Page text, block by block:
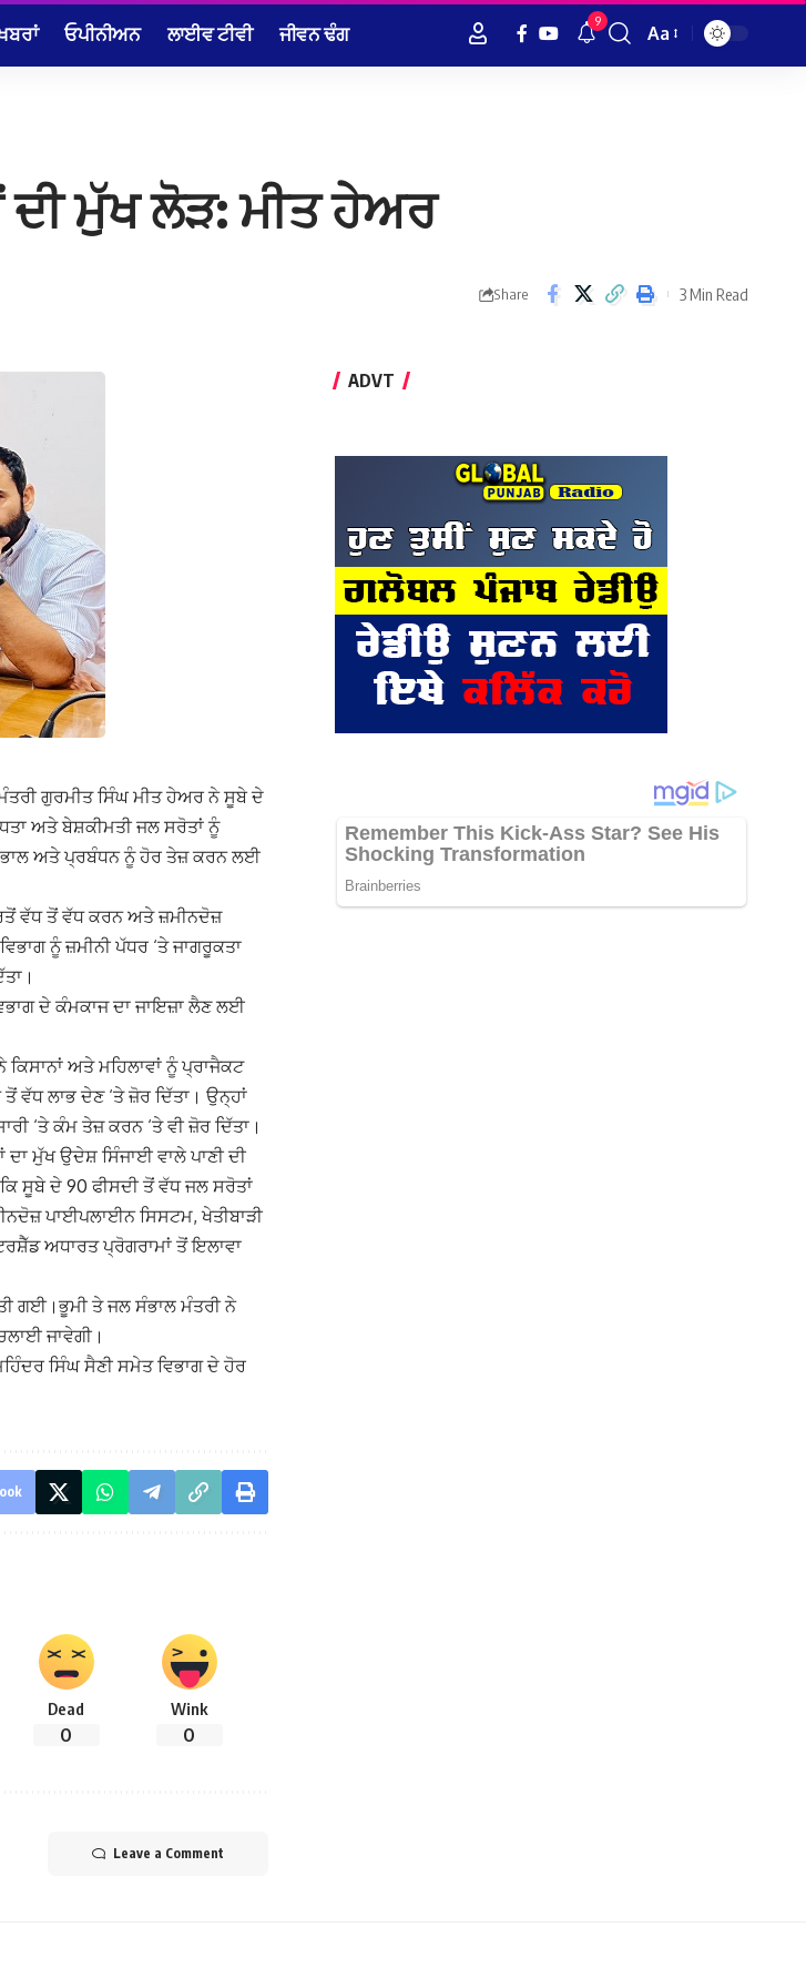
ਓਪੀਨੀਅਨ ਲਾਈਵ ਟੀਵੀ ਜੀਵਨ ਢੰਗ 9
Font
Aa
ਮੁੱਖ ਲੋੜ: ਮੀਤ ਹੇਅਰ
Share 3 Min Read
ਗੁਰਮੀਤ ਸਿੰਘ ਮੀਤ ਹੇਅਰ ਨੇ ਸੂਬੇ ਦੇ
ਅਤੇ ਬੇਸ਼ਕੀਮਤੀ ਜਲ ਸਰੋਤਾਂ ਨੂੰ
ਅਤੇ ਪ੍ਰਬੰਧਨ ਨੂੰ ਹੋਰ ਤੇਜ਼ ਕਰਨ ਲਈ
ਵੱਧ ਤੋਂ ਵੱਧ ਕਰਨ ਅਤੇ ਜ਼ਮੀਨਦੋਜ਼
ਨੂੰ ਜ਼ਮੀਨੀ ਪੱਧਰ ‘ਤੇ ਜਾਗਰੂਕਤਾ
ਦੇ ਕੰਮਕਾਜ ਦਾ ਜਾਇਜ਼ਾ ਲੈਣ ਲਈ
ਅਤੇ ਮਹਿਲਾਵਾਂ ਨੂੰ ਪ੍ਰਾਜੈਕਟ
ਵੱਧ ਲਾਭ ਦੇਣ ‘ਤੇ ਜ਼ੋਰ ਦਿੱਤਾ। ਉਨ੍ਹਾਂ
‘ਤੇ ਕੰਮ ਤੇਜ਼ ਕਰਨ ‘ਤੇ ਵੀ ਜ਼ੋਰ ਦਿੱਤਾ।
ਮੁੱਖ ਉਦੇਸ਼ ਸਿੰਜਾਈ ਵਾਲੇ ਪਾਣੀ ਦੀ
ਸੂਬੇ ਦੇ 90 ਫੀਸਦੀ ਤੋਂ ਵੱਧ ਜਲ ਸਰੋਤਾਂ
ਪਾਈਪਲਾਈਨ ਸਿਸਟਮ, ਖੇਤੀਬਾੜੀ
ਅਧਾਰਤ ਪ੍ਰੋਗਰਾਮਾਂ ਤੋਂ ਇਲਾਵਾ
ਗਈ।ਭੂਮੀ ਤੇ ਜਲ ਸੰਭਾਲ ਮੰਤਰੀ ਨੇ
ਜਾਵੇਗੀ।
ਸਿੰਘ ਸੈਣੀ ਸਮੇਤ ਵਿਭਾਗ ਦੇ ਹੋਰ
Dead
0
Wink
0
Leave a Comment
ADVT